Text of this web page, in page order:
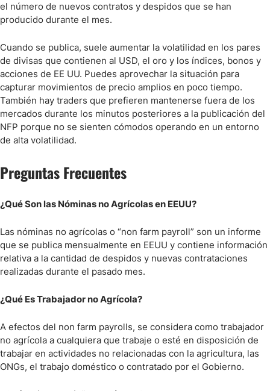
el número de nuevos contratos y despidos que se han
producido durante el mes.
Cuando se publica, suele aumentar la volatilidad en los pares
de divisas que contienen al USD, el oro y los índices, bonos y
acciones de EE UU. Puedes aprovechar la situación para
capturar movimientos de precio amplios en poco tiempo.
También hay traders que prefieren mantenerse fuera de los
mercados durante los minutos posteriores a la publicación del
NFP porque no se sienten cómodos operando en un entorno
de alta volatilidad.
Preguntas Frecuentes
¿Qué Son las Nóminas no Agrícolas en EEUU?
Las nóminas no agrícolas o “non farm payroll” son un informe
que se publica mensualmente en EEUU y contiene información
relativa a la cantidad de despidos y nuevas contrataciones
realizadas durante el pasado mes.
¿Qué Es Trabajador no Agrícola?
A efectos del non farm payrolls, se considera como trabajador
no agrícola a cualquiera que trabaje o esté en disposición de
trabajar en actividades no relacionadas con la agricultura, las
ONGs, el trabajo doméstico o contratado por el Gobierno.